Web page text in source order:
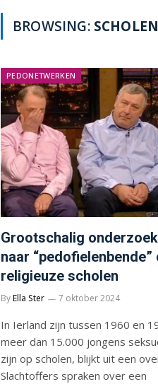
BROWSING: SCHOLEN
PEDONETWERKEN
Grootschalig
naar “pedofielenbende”
religieuze scholen
ByElla Ster 7 oktober 2024
In Ierland zijn tussen 1960 en
meer dan 15.000 jongens
zijn op scholen, blijkt uit een
Slachtoffers spraken over een